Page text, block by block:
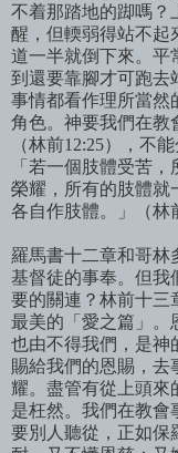
不着那踏地的踋嗎？
醒，但輭弱得站不起
道一半就倒下來。平
到還要靠腳才可跑去
事情都看作理所當然
角色。神要我們在教
（林前12:25），不
「若一個肢體受苦
榮耀，所有的肢體就
各自作肢體。」（林
羅馬書十二章和哥林
基督徒的事奉。但我
要的關連？林前十三
最美的「愛之篇」。
也由不得我們，是神
賜給我們的恩賜，去
耀。盡管有從上頭來
是枉然。我們在教會
要別人聽從，正如保